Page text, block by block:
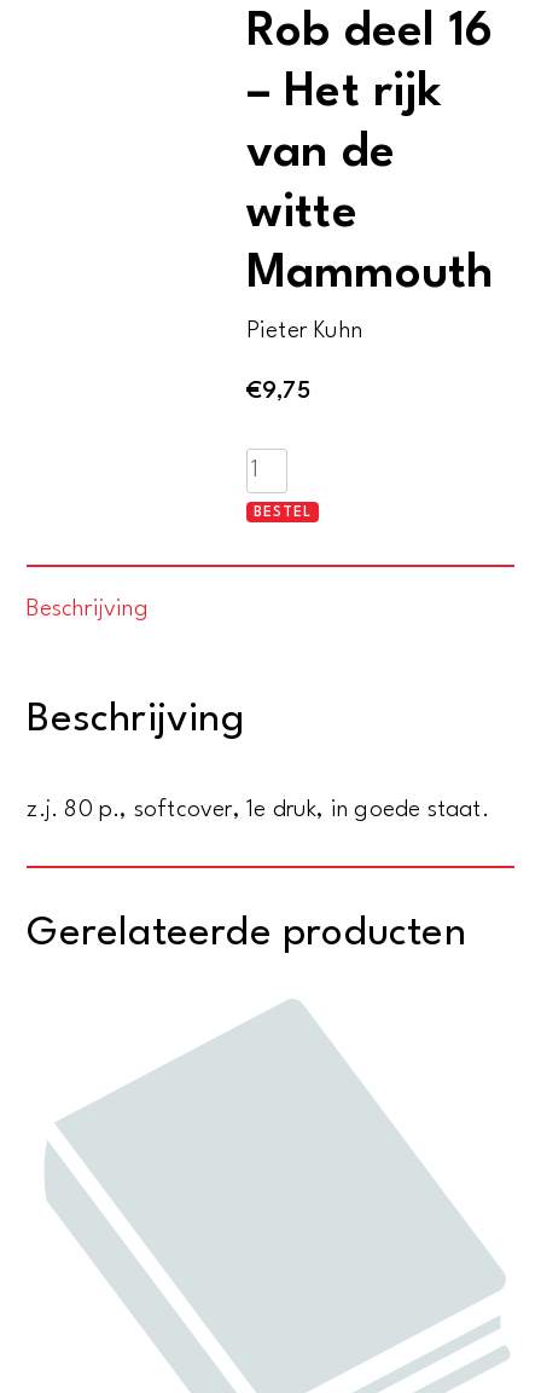
Rob deel 16
– Het rijk
van de
witte
Mammouth
Pieter Kuhn
€9,75
De
avonturen
Kapitein
van
Mammouth
aantal
BESTEL
Beschrijving
Beschrijving
z.j. 80 p., softcover, 1e druk, in goede staat.
Gerelateerde producten